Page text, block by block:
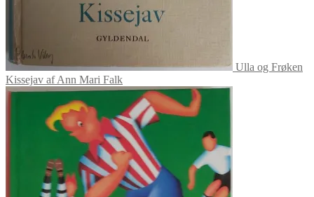
Ulla og Frøken
Kissejav af Ann Mari Falk